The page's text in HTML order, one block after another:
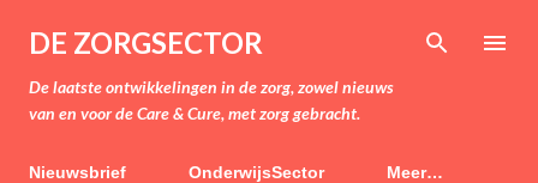
Doorgaan naar hoofdcontent
DE ZORGSECTOR
De laatste ontwikkelingen in de zorg, zowel nieuws
van en voor de Care & Cure, met zorg gebracht.
Nieuwsbrief OnderwijsSector Meer…